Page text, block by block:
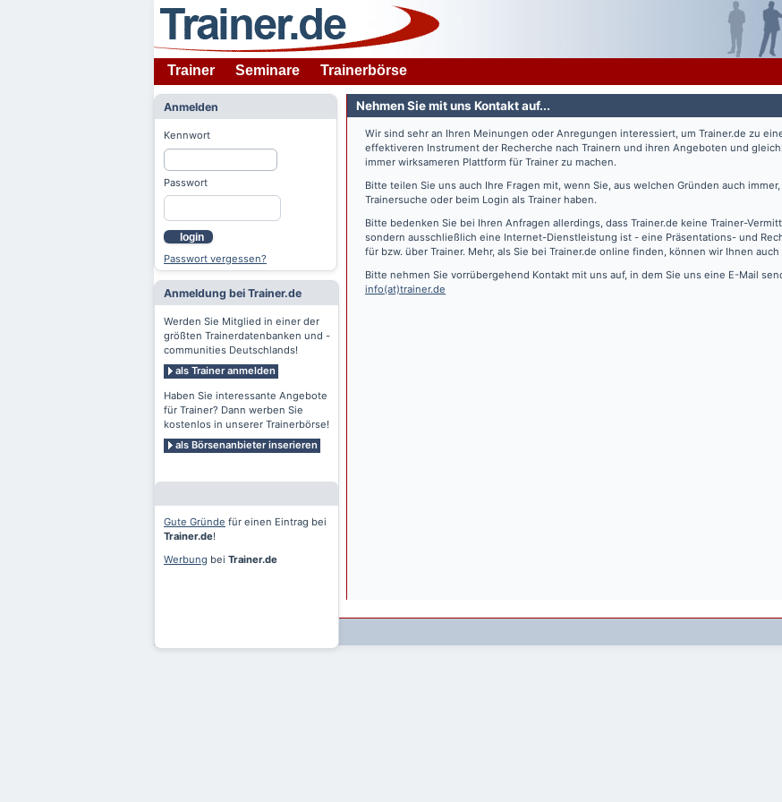
Trainer Seminare Trainerbörse
Anmelden
Kennwort
Passwort
login
Passwort vergessen?
Anmeldung bei Trainer.de
Werden Sie Mitglied in einer der
größten Trainerdatenbanken und -
communities Deutschlands!
als Trainer anmelden
Haben Sie interessante Angebote
für Trainer? Dann werben Sie
kostenlos in unserer Trainerbörse!
als Börsenanbieter inserieren
Gute Gründe für einen Eintrag bei
Trainer.de!
Werbung bei Trainer.de
Nehmen Sie mit uns Kontakt auf...
Wir sind sehr an Ihren Meinungen oder Anregungen interessiert, um Trainer.de zu
effektiveren Instrument der Recherche nach Trainern und ihren Angeboten und
immer wirksameren Plattform für Trainer zu machen.
Bitte teilen Sie uns auch Ihre Fragen mit, wenn Sie, aus welchen Gründen auch
Trainersuche oder beim Login als Trainer haben.
Bitte bedenken Sie bei Ihren Anfragen allerdings, dass Trainer.de keine Trainer-
sondern ausschließlich eine Internet-Dienstleistung ist - eine Präsentations- und
für bzw. über Trainer. Mehr, als Sie bei Trainer.de online finden, können wir Ihnen auch
Bitte nehmen Sie vorrübergehend Kontakt mit uns auf, in dem Sie uns eine E-Mail
info(at)trainer.de